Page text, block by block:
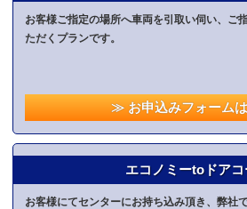
お客様ご指定の場所へ車両を引取い伺い、ご
ただくプランです。
≫ お申込みフォーム
エコノミーtoドアコ
お客様にてセンターにお持ち込み頂き、弊社